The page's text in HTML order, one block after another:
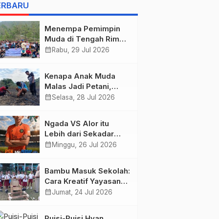
Menempa Pemimpin
Muda di Tengah Rimba
Wolobobo
calendar_month Rabu, 29 Jul 2026
Kenapa Anak Muda
Malas Jadi Petani,
Padahal Peluang Dunia
calendar_monthSelasa, 28 Jul 2026
Ngada VS Alor itu
Lebih dari Sekadar
Tiga Poin, Ini Urusan
calendar_month Minggu, 26 Jul 2026
Bambu Masuk Sekolah:
Cara Kreatif Yayasan
Bambu Lingkungan
calendar_monthJumat, 24 Jul 2026